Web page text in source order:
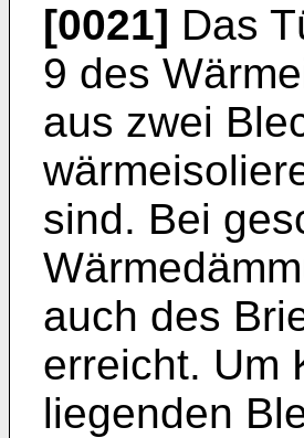
[0021] Das
9 des
aus zwei
sind. Bei
auch des
erreicht. Um
liegenden